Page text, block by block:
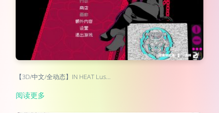
【3D/中文/全动态】IN HEAT Lus…
阅读更多